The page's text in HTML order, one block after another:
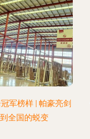
军榜样 | 帕豪亮剑
全国的蜕变